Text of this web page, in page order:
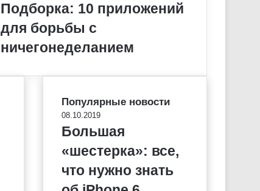
Подборка: 10 приложений
для борьбы с
ничегонеделанием
Популярные новости
08.10.2019
Большая
«шестерка»: все,
что нужно знать